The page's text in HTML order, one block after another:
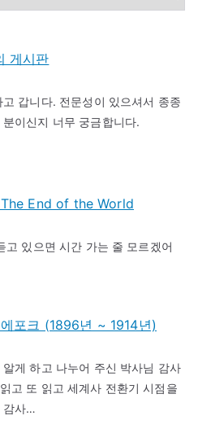
게시판
갑니다. 전문성이 있으셔서 종종
이신지 너무 궁금합니다.
End of the World
고 있으면 시간 가는 줄 모르겠어
포크 (1896년 ~ 1914년)
게 하고 나누어 주신 박사님 감사
고 또 읽고 세계사 전환기 시점을
감사…